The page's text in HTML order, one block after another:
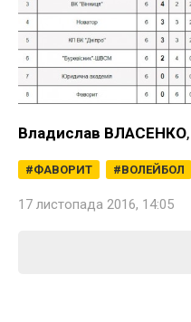
Владислав ВЛАСЕНКО
ФАВОРИТ ВОЛЕЙБОЛ
17 листопада 2016, 14:05